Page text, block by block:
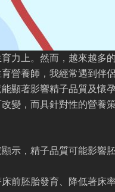
力上。然而，越來越多
營養師，我經常遇到伴
顯著影響精子品質及懷孕
變，而具針對性的營養
示，精子品質可能影響
前胚胎發育、降低著床